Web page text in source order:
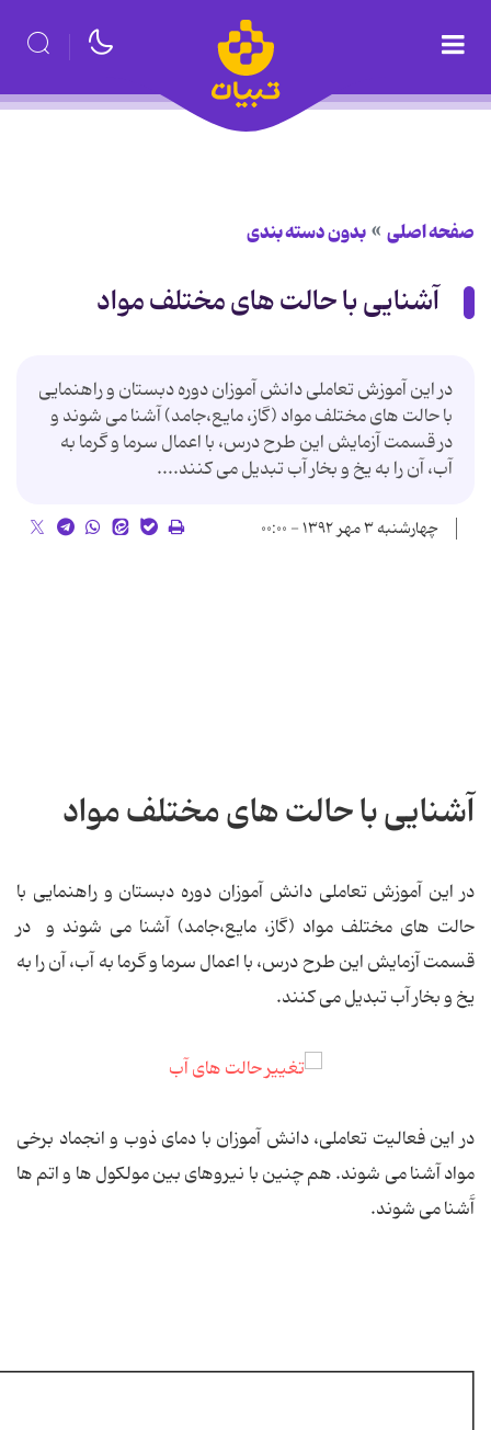
صفحه اصلی بدون دسته بندی
آشنایی با حالت های مختلف مواد
در این آموزش تعاملی دانش آموزان دوره دبستان و راهنمایی
با حالت های مختلف مواد (گاز، مایع،جامد) آشنا می شوند و
در قسمت آزمایش این طرح درس، با اعمال سرما و گرما به
آب، آن را به یخ و بخار آب تبدیل می کنند....
چهارشنبه ۳ مهر ۱۳۹۲ - ۰۰:۰۰
آشنایی با حالت های مختلف مواد
در این آموزش تعاملی دانش آموزان دوره دبستان و راهنمایی با
حالت های مختلف مواد (گاز، مایع،جامد) آشنا می شوند و در
قسمت آزمایش این طرح درس، با اعمال سرما و گرما به آب، آن را به
یخ و بخار آب تبدیل می کنند.
در این فعالیت تعاملی، دانش آموزان با دمای ذوب و انجماد برخی
مواد آشنا می شوند. هم چنین با نیروهای بین مولکول ها و اتم ها
آَشنا می شوند.